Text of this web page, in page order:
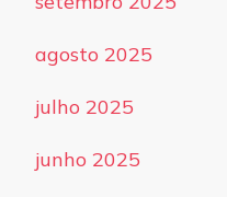
agosto 2025
julho 2025
junho 2025